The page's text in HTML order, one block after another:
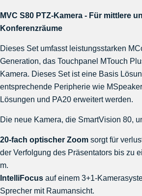
MVC S80 PTZ-Kamera - Für mittlere
Konferenzräume
Dieses Set umfasst leistungsstarken
Generation, das Touchpanel MTouch
Kamera. Dieses Set ist eine Basis
entsprechende Peripherie wie
Lösungen und PA20 erweitert werden.
Die neue Kamera, die SmartVision 80,
20-fach optischer Zoom sorgt für
der Verfolgung des Präsentators bis zu
m.
IntelliFocus auf einem 3+1-
Sprecher mit Raumansicht.